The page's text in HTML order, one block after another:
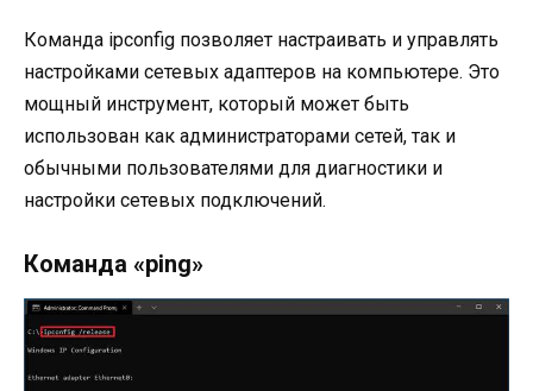
Команда ipconfig позволяет настраивать и управлять
настройками сетевых адаптеров на компьютере. Это
мощный инструмент, который может быть
использован как администраторами сетей, так и
обычными пользователями для диагностики и
настройки сетевых подключений.
Команда «ping»